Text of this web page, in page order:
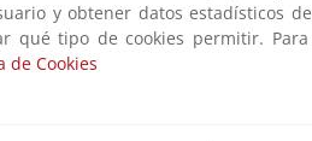
General de Costas,
por Actitur Suances, S.L.,
de cualquier persona interesada
y obtener datos estadísticos
qué tipo de cookies permitir.
de Cookies